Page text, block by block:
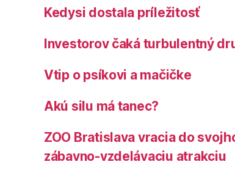
Kedysi dostala príležitosť
Investorov čaká turbulentný
Vtip o psíkovi a mačičke
Akú silu má tanec?
ZOO Bratislava vracia do
zábavno-vzdelávaciu atrakciu